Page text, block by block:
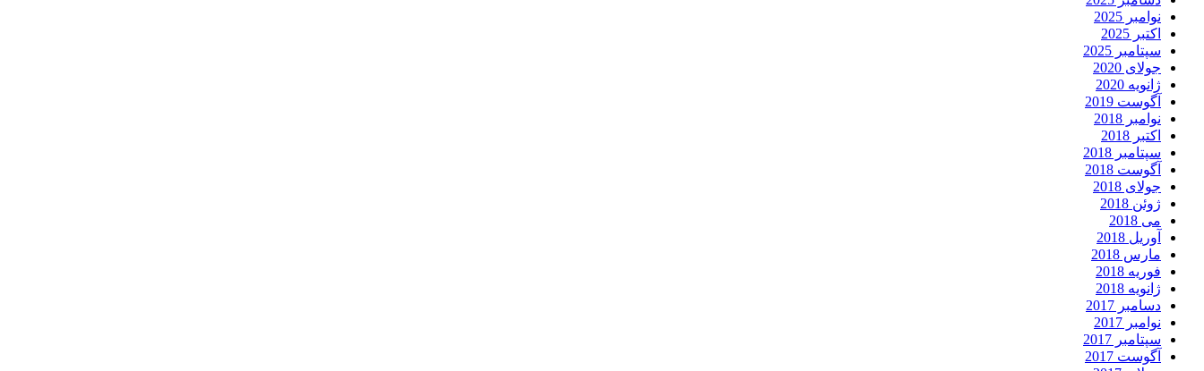
نوامبر 2025
اکتبر 2025
سپتامبر 2025
جولای 2020
ژانویه 2020
آگوست 2019
نوامبر 2018
اکتبر 2018
سپتامبر 2018
آگوست 2018
جولای 2018
ژوئن 2018
می 2018
آوریل 2018
مارس 2018
فوریه 2018
ژانویه 2018
دسامبر 2017
نوامبر 2017
سپتامبر 2017
آگوست 2017